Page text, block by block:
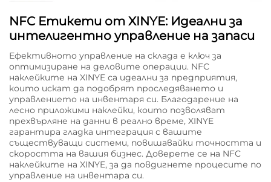
NFC Етикети от XINYE: Идеални за
интелигентно управление на запаси
Ефективното управление на склада е ключ за
оптимизиране на деловите операции. NFC
наклейките на XINYE са идеални за предприятия,
които искат да подобрят проследяването и
управлението на инвентаря си. Благодарение на
лесно приложими наклейки, които позволяват
прехвърляне на данни в реално време, XINYE
гарантира гладка интеграция с вашите
съществуващи системи, повишавайки точността и
скоростта на вашия бизнес. Доверете се на NFC
наклейките на XINYE, за да повдигнете процесите по
управление на инвентара си.